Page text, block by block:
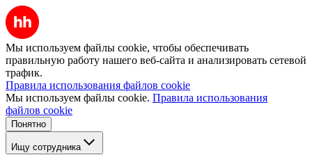
Мы используем файлы cookie, чтобы обеспечивать
правильную работу нашего веб-сайта и анализировать сетевой
трафик.
Правила использования файлов cookie
Мы используем файлы cookie. Правила использования
файлов cookie
Понятно
Ищу сотрудника